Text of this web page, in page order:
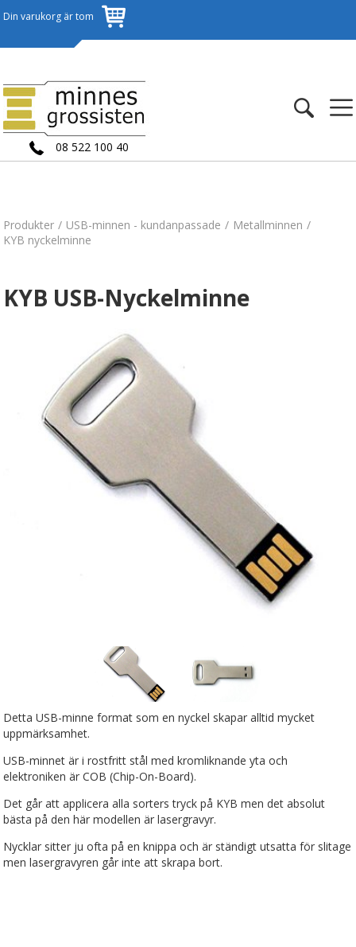
08 522 100 40
Din varukorg är tom
Produkter USB-minnen - kundanpassade
Metallminnen
KYB nyckelminne
KYB USB-Nyckelminne
Detta USB-minne format som en nyckel skapar alltid mycket
uppmärksamhet.
USB-minnet är i rostfritt stål med kromliknande yta och
elektroniken är COB (Chip-On-Board).
Det går att applicera alla sorters tryck på KYB men det absolut
bästa på den här modellen är lasergravyr.
Nycklar sitter ju ofta på en knippa och är ständigt utsatta för slitage
men lasergravyren går inte att skrapa bort.